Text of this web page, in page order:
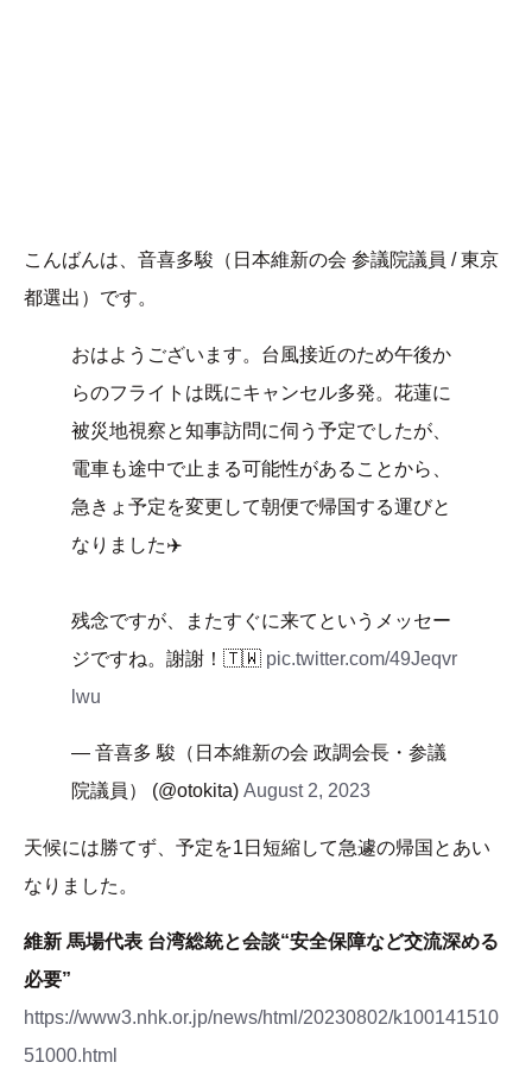
こんばんは、音喜多駿（日本維新の会 参議院議員 / 東京
都選出）です。
おはようございます。台風接近のため午後か
らのフライトは既にキャンセル多発。花蓮に
被災地視察と知事訪問に伺う予定でしたが、
電車も途中で止まる可能性があることから、
急きょ予定を変更して朝便で帰国する運びと
なりました✈️
残念ですが、またすぐに来てというメッセー
ジですね。謝謝！🇹🇼 pic.twitter.com/49Jeqvr
lwu
— 音喜多 駿（日本維新の会 政調会長・参議
院議員） (@otokita) August 2, 2023
天候には勝てず、予定を1日短縮して急遽の帰国とあい
なりました。
維新 馬場代表 台湾総統と会談“安全保障など交流深める
必要”
https://www3.nhk.or.jp/news/html/20230802/k100141510
51000.html